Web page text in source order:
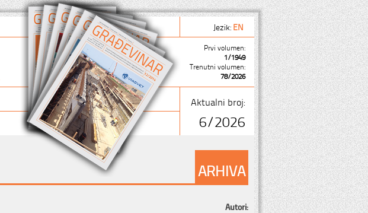
Jezik:EN
Prvi volumen:
1/1949
Trenutni volumen:
78/2026
Aktualni broj:
6/2026
ARHIVA
Autori: